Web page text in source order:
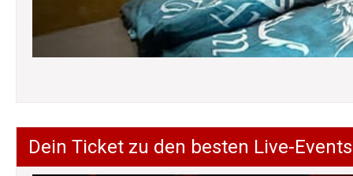
Dein Ticket zu den besten Live-Events